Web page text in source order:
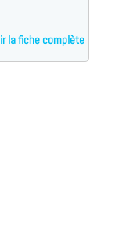
la fiche complète